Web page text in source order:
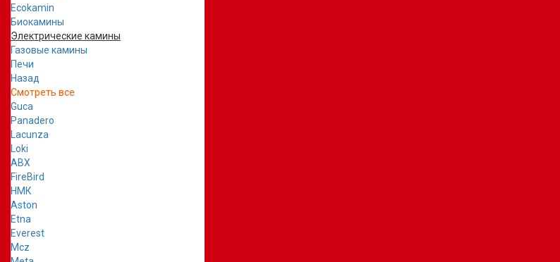
Ecokamin
Биокамины
Электрические камины
Газовые камины
Печи
Назад
Смотреть все
Guca
Panadero
Lacunza
Loki
ABX
FireBird
НМК
Aston
Etna
Everest
Mcz